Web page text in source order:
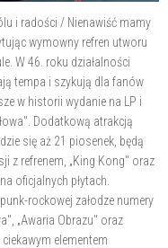
i radości / Nienawiść mamy
wymowny refren utworu
W 46. roku działalności
tempa i szykują dla fanów
w historii wydanie na LP i
Dodatkową atrakcją
się aż 21 piosenek, będą
z refrenem, „King Kong" oraz
oficjalnych płytach.
rockowej załodze numery
„Awaria Obrazu" oraz
elementem